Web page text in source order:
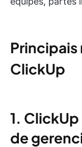
Principais
ClickUp
1.
de